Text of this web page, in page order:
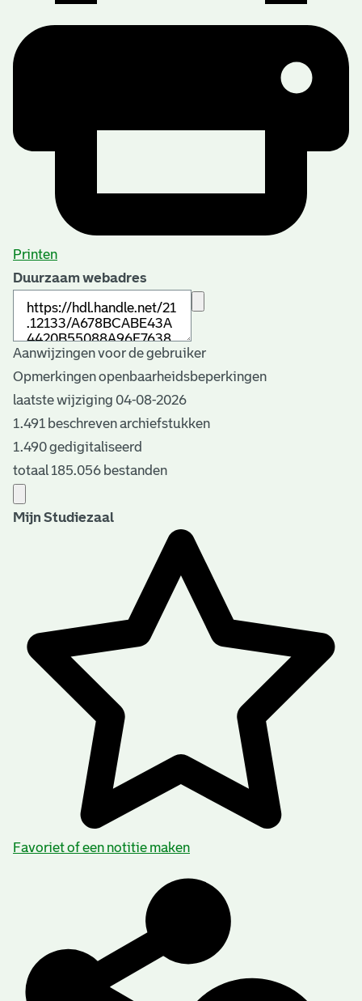
Printen
Duurzaam webadres
Aanwijzingen voor de gebruiker
Opmerkingen openbaarheidsbeperkingen
laatste wijziging 04-08-2026
1.491 beschreven archiefstukken
1.490 gedigitaliseerd
totaal 185.056 bestanden
Mijn Studiezaal
Favoriet of een notitie maken